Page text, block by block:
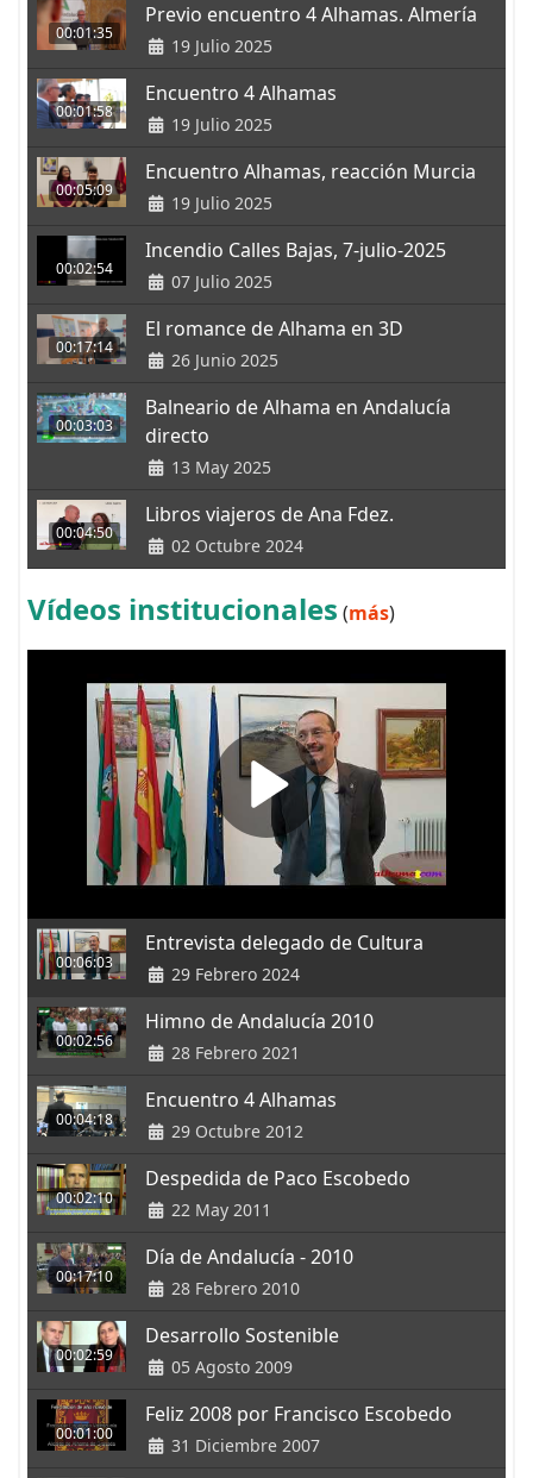
00:01:35
Previo encuentro 4 Alhamas. Almería
19 Julio 2025
00:01:58
Encuentro 4 Alhamas
19 Julio 2025
00:05:09
Encuentro Alhamas, reacción Murcia
19 Julio 2025
00:02:54
Incendio Calles Bajas, 7-julio-2025
07 Julio 2025
00:17:14
El romance de Alhama en 3D
26 Junio 2025
00:03:03
Balneario de Alhama en Andalucía
directo
13 May 2025
00:04:50
Libros viajeros de Ana Fdez.
02 Octubre 2024
Vídeos institucionales (más)
00:06:03
Entrevista delegado de Cultura
29 Febrero 2024
00:02:56
Himno de Andalucía 2010
28 Febrero 2021
00:04:18
Encuentro 4 Alhamas
29 Octubre 2012
00:02:10
Despedida de Paco Escobedo
22 May 2011
00:17:10
Día de Andalucía - 2010
28 Febrero 2010
00:02:59
Desarrollo Sostenible
05 Agosto 2009
00:01:00
Feliz 2008 por Francisco Escobedo
31 Diciembre 2007